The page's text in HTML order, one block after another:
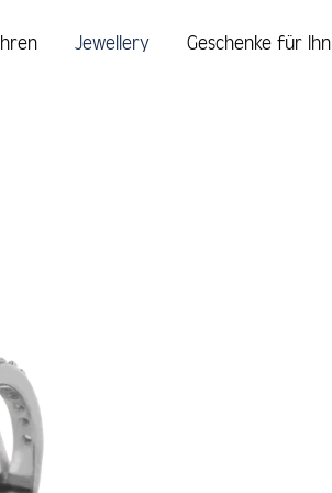
Jewellery Geschenke für Ihn